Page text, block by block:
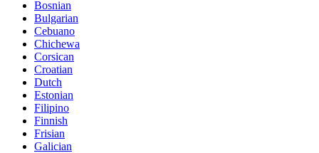
Bosnian
Bulgarian
Cebuano
Chichewa
Corsican
Croatian
Dutch
Estonian
Filipino
Finnish
Frisian
Galician